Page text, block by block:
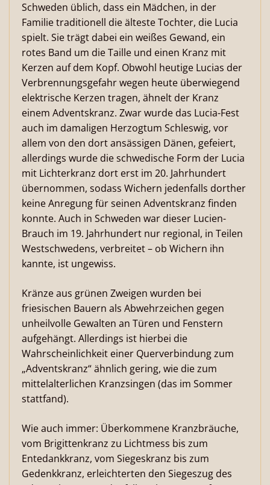
Schweden üblich, dass ein Mädchen, in der
Familie traditionell die älteste Tochter, die Lucia
spielt. Sie trägt dabei ein weißes Gewand, ein
rotes Band um die Taille und einen Kranz mit
Kerzen auf dem Kopf. Obwohl heutige Lucias der
Verbrennungsgefahr wegen heute überwiegend
elektrische Kerzen tragen, ähnelt der Kranz
einem Adventskranz. Zwar wurde das Lucia-Fest
auch im damaligen Herzogtum Schleswig, vor
allem von den dort ansässigen Dänen, gefeiert,
allerdings wurde die schwedische Form der Lucia
mit Lichterkranz dort erst im 20. Jahrhundert
übernommen, sodass Wichern jedenfalls dorther
keine Anregung für seinen Adventskranz finden
konnte. Auch in Schweden war dieser Lucien-
Brauch im 19. Jahrhundert nur regional, in Teilen
Westschwedens, verbreitet – ob Wichern ihn
kannte, ist ungewiss.
Kränze aus grünen Zweigen wurden bei
friesischen Bauern als Abwehrzeichen gegen
unheilvolle Gewalten an Türen und Fenstern
aufgehängt. Allerdings ist hierbei die
Wahrscheinlichkeit einer Querverbindung zum
„Adventskranz“ ähnlich gering, wie die zum
mittelalterlichen Kranzsingen (das im Sommer
stattfand).
Wie auch immer: Überkommene Kranzbräuche,
vom Brigittenkranz zu Lichtmess bis zum
Entedankkranz, vom Siegeskranz bis zum
Gedenkkranz, erleichterten den Siegeszug des